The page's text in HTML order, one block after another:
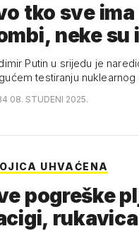
tko sve
neke su
Putin u srijedu je
testiranju
08. STUDENI 2025.
UHVAĆENA
pogreške